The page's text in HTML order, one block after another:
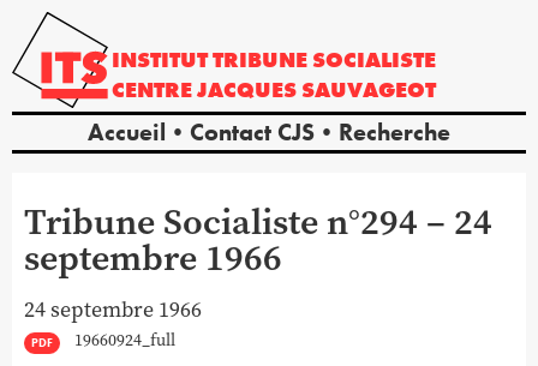
INSTITUTTRIBUNE SOCIALISTE
CENTREJACQUES SAUVAGEOT
Accueil Contact CJS Recherche
Tribune Socialiste n°294 – 24
septembre 1966
24 septembre 1966
PDF 19660924_full